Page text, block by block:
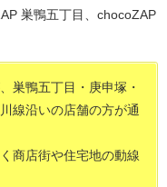
巣鴨五丁目、chocoZAP
巣鴨五丁目・庚申塚・
線沿いの店舗の方が通
商店街や住宅地の動線